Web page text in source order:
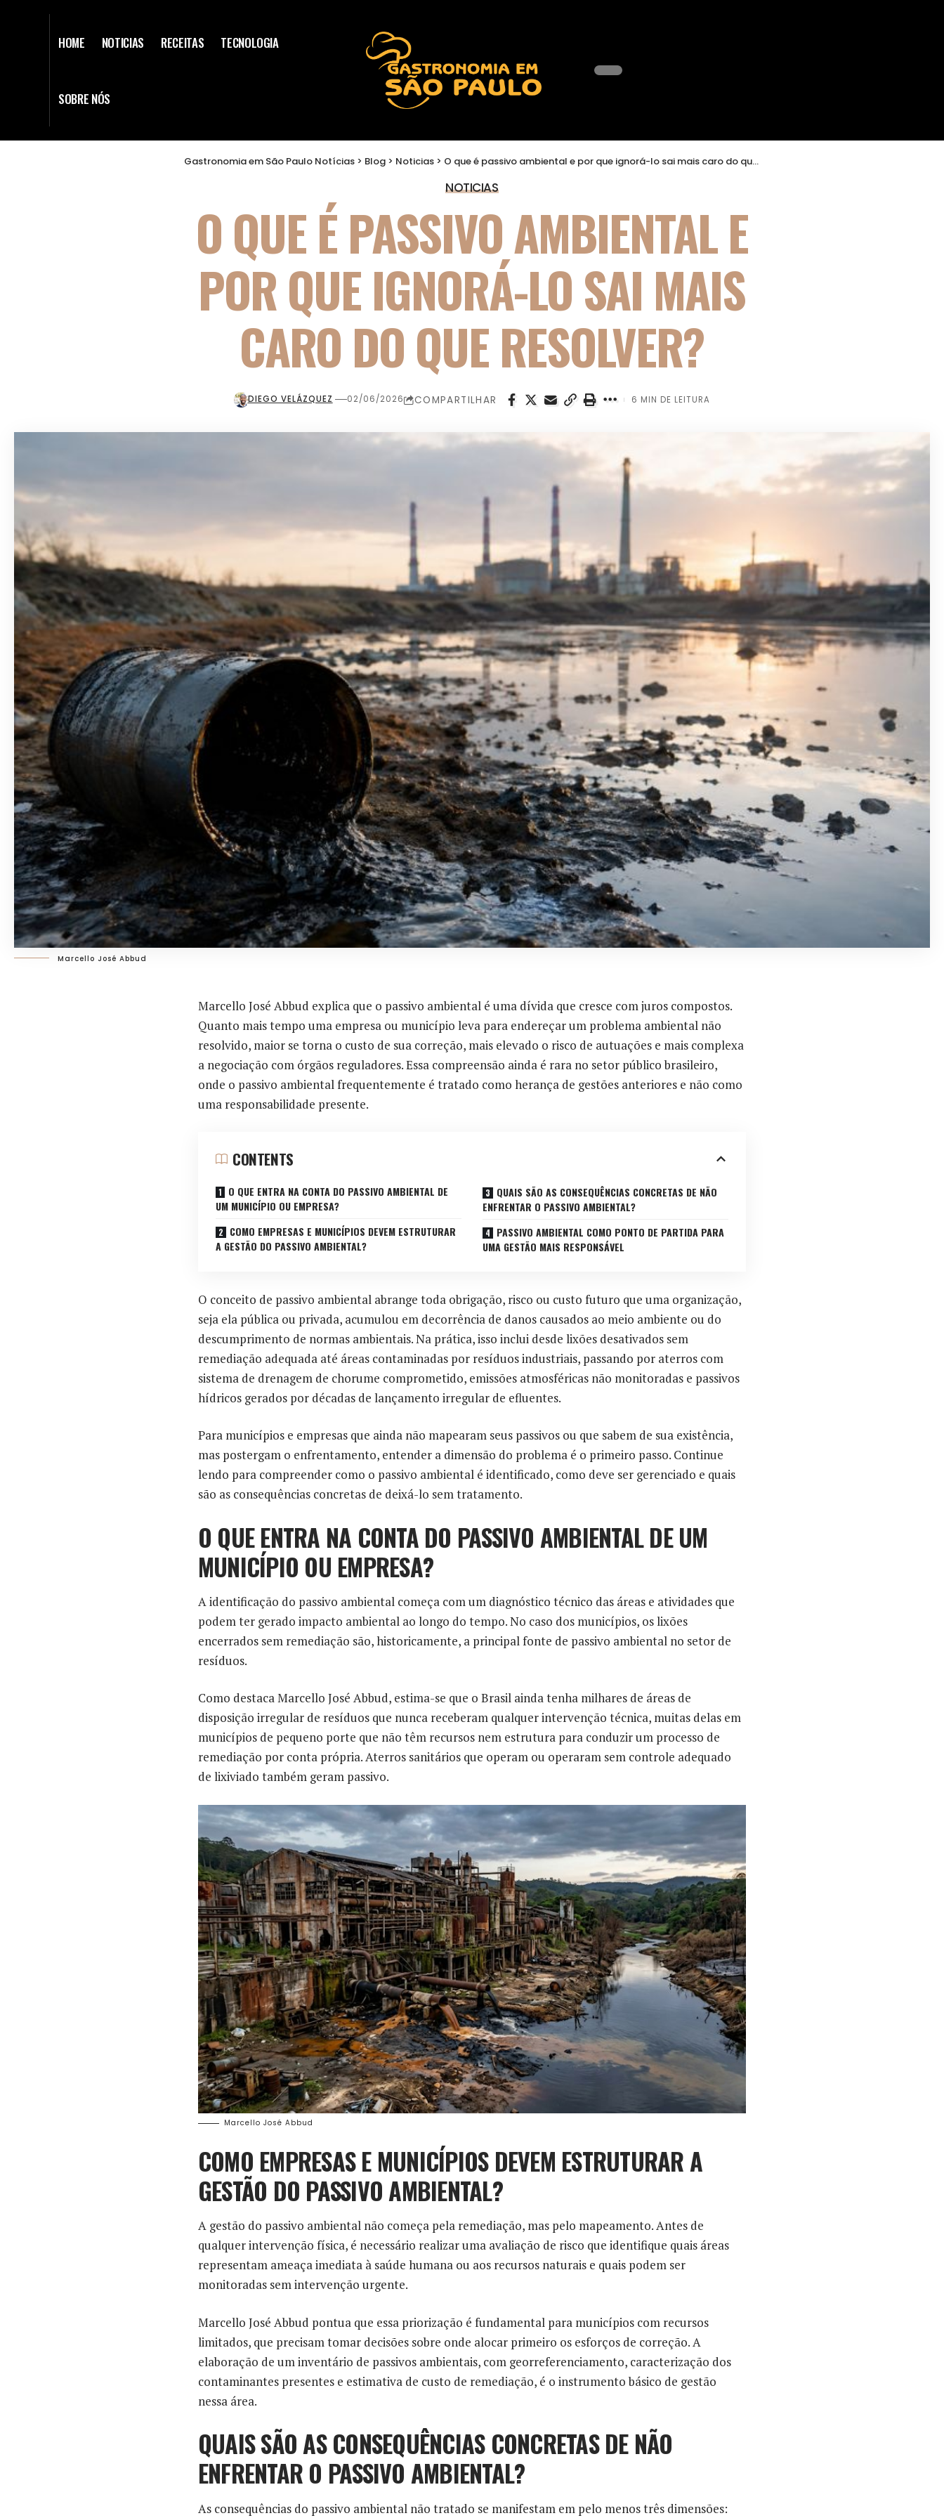
HOME NOTICIAS RECEITAS TECNOLOGIA
SOBRE NÓS
Gastronomia em São Paulo Notícias > Blog > Noticias > O que é passivo ambiental e por que ignorá-lo sai mais caro do que resolver?
NOTICIAS
O QUE É PASSIVO AMBIENTAL E
POR QUE IGNORÁ-LO SAI MAIS
CARO DO QUE RESOLVER?
DIEGO VELÁZQUEZ 02/06/2026 COMPARTILHAR 6 MIN DE LEITURA
Marcello José Abbud
Marcello José Abbud explica que o passivo ambiental é uma dívida que cresce com juros compostos.
Quanto mais tempo uma empresa ou município leva para endereçar um problema ambiental não
resolvido, maior se torna o custo de sua correção, mais elevado o risco de autuações e mais complexa
a negociação com órgãos reguladores. Essa compreensão ainda é rara no setor público brasileiro,
onde o passivo ambiental frequentemente é tratado como herança de gestões anteriores e não como
uma responsabilidade presente.
CONTENTS
O QUE ENTRA NA CONTA DO PASSIVO AMBIENTAL DE
UM MUNICÍPIO OU EMPRESA?
COMO EMPRESAS E MUNICÍPIOS DEVEM ESTRUTURAR
A GESTÃO DO PASSIVO AMBIENTAL?
QUAIS SÃO AS CONSEQUÊNCIAS CONCRETAS DE NÃO
ENFRENTAR O PASSIVO AMBIENTAL?
PASSIVO AMBIENTAL COMO PONTO DE PARTIDA PARA
UMA GESTÃO MAIS RESPONSÁVEL
O conceito de passivo ambiental abrange toda obrigação, risco ou custo futuro que uma organização,
seja ela pública ou privada, acumulou em decorrência de danos causados ao meio ambiente ou do
descumprimento de normas ambientais. Na prática, isso inclui desde lixões desativados sem
remediação adequada até áreas contaminadas por resíduos industriais, passando por aterros com
sistema de drenagem de chorume comprometido, emissões atmosféricas não monitoradas e passivos
hídricos gerados por décadas de lançamento irregular de efluentes.
Para municípios e empresas que ainda não mapearam seus passivos ou que sabem de sua existência,
mas postergam o enfrentamento, entender a dimensão do problema é o primeiro passo. Continue
lendo para compreender como o passivo ambiental é identificado, como deve ser gerenciado e quais
são as consequências concretas de deixá-lo sem tratamento.
O QUE ENTRA NA CONTA DO PASSIVO AMBIENTAL DE UM
MUNICÍPIO OU EMPRESA?
A identificação do passivo ambiental começa com um diagnóstico técnico das áreas e atividades que
podem ter gerado impacto ambiental ao longo do tempo. No caso dos municípios, os lixões
encerrados sem remediação são, historicamente, a principal fonte de passivo ambiental no setor de
resíduos.
Como destaca Marcello José Abbud, estima-se que o Brasil ainda tenha milhares de áreas de
disposição irregular de resíduos que nunca receberam qualquer intervenção técnica, muitas delas em
municípios de pequeno porte que não têm recursos nem estrutura para conduzir um processo de
remediação por conta própria. Aterros sanitários que operam ou operaram sem controle adequado
de lixiviado também geram passivo.
Marcello José Abbud
COMO EMPRESAS E MUNICÍPIOS DEVEM ESTRUTURAR A
GESTÃO DO PASSIVO AMBIENTAL?
A gestão do passivo ambiental não começa pela remediação, mas pelo mapeamento. Antes de
qualquer intervenção física, é necessário realizar uma avaliação de risco que identifique quais áreas
representam ameaça imediata à saúde humana ou aos recursos naturais e quais podem ser
monitoradas sem intervenção urgente.
Marcello José Abbud pontua que essa priorização é fundamental para municípios com recursos
limitados, que precisam tomar decisões sobre onde alocar primeiro os esforços de correção. A
elaboração de um inventário de passivos ambientais, com georreferenciamento, caracterização dos
contaminantes presentes e estimativa de custo de remediação, é o instrumento básico de gestão
nessa área.
QUAIS SÃO AS CONSEQUÊNCIAS CONCRETAS DE NÃO
ENFRENTAR O PASSIVO AMBIENTAL?
As consequências do passivo ambiental não tratado se manifestam em pelo menos três dimensões: